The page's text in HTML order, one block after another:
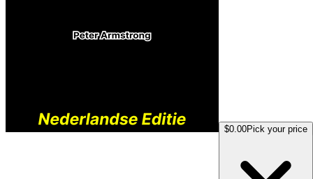
$0.00Pick your price